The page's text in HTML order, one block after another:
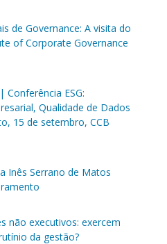
de Governance: A visita do
of Corporate Governance
Conferência ESG:
Qualidade de Dados
15 de setembro, CCB
Inês Serrano de Matos
não executivos: exercem
da gestão?